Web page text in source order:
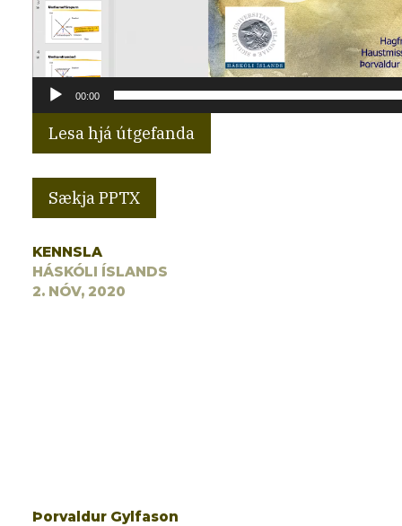
KENNSLA
HÁSKÓLI ÍSLANDS
2. NÓV, 2020
00:00
Lesa hjá útgefanda
Sækja PPTX
Þorvaldur Gylfason